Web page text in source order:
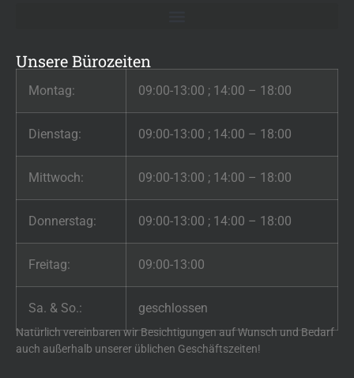
Unsere Bürozeiten
Montag: 09:00-13:00 ; 14:00 – 18:00
Dienstag: 09:00-13:00 ; 14:00 – 18:00
Mittwoch: 09:00-13:00 ; 14:00 – 18:00
Donnerstag: 09:00-13:00 ; 14:00 – 18:00
Freitag: 09:00-13:00
Sa. & So.: geschlossen
Natürlich vereinbaren wir Besichtigungen auf Wunsch und Bedarf
auch außerhalb unserer üblichen Geschäftszeiten!